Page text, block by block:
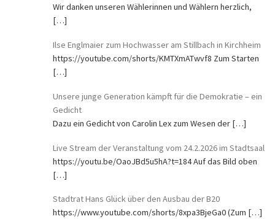
Wir danken unseren Wählerinnen und Wählern herzlich,
[…]
Ilse Englmaier zum Hochwasser am Stillbach in Kirchheim
https://youtube.com/shorts/KMTXmATwvf8 Zum Starten
[…]
Unsere junge Generation kämpft für die Demokratie – ein
Gedicht
Dazu ein Gedicht von Carolin Lex zum Wesen der […]
Live Stream der Veranstaltung vom 24.2.2026 im Stadtsaal
https://youtu.be/OaoJBd5u5hA?t=184 Auf das Bild oben
[…]
Stadtrat Hans Glück über den Ausbau der B20
https://www.youtube.com/shorts/8xpa3BjeGa0 (Zum […]